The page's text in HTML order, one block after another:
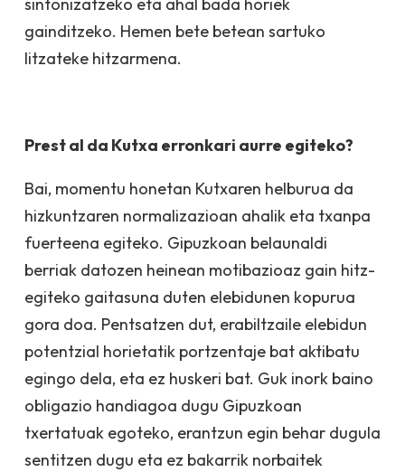
sintonizatzeko eta ahal bada horiek
gainditzeko. Hemen bete betean sartuko
litzateke hitzarmena.
Prest al da Kutxa erronkari aurre egiteko?
Bai, momentu honetan Kutxaren helburua da
hizkuntzaren normalizazioan ahalik eta txanpa
fuerteena egiteko. Gipuzkoan belaunaldi
berriak datozen heinean motibazioaz gain hitz-
egiteko gaitasuna duten elebidunen kopurua
gora doa. Pentsatzen dut, erabiltzaile elebidun
potentzial horietatik portzentaje bat aktibatu
egingo dela, eta ez huskeri bat. Guk inork baino
obligazio handiagoa dugu Gipuzkoan
txertatuak egoteko, erantzun egin behar dugula
sentitzen dugu eta ez bakarrik norbaitek